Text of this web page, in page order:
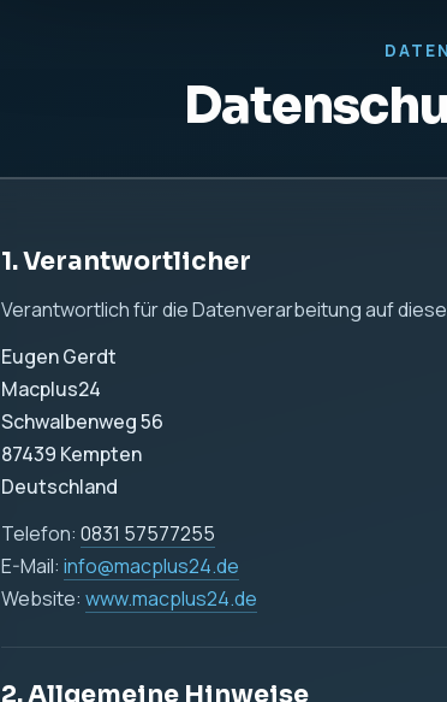
1. Verantwortlicher
Verantwortlich für die Datenverarbeitung auf
Eugen Gerdt
Macplus24
Schwalbenweg 56
87439 Kempten
Deutschland
Telefon: 0831 57577255
E-Mail: info@macplus24.de
Website: www.macplus24.de
2. Allgemeine Hinweise